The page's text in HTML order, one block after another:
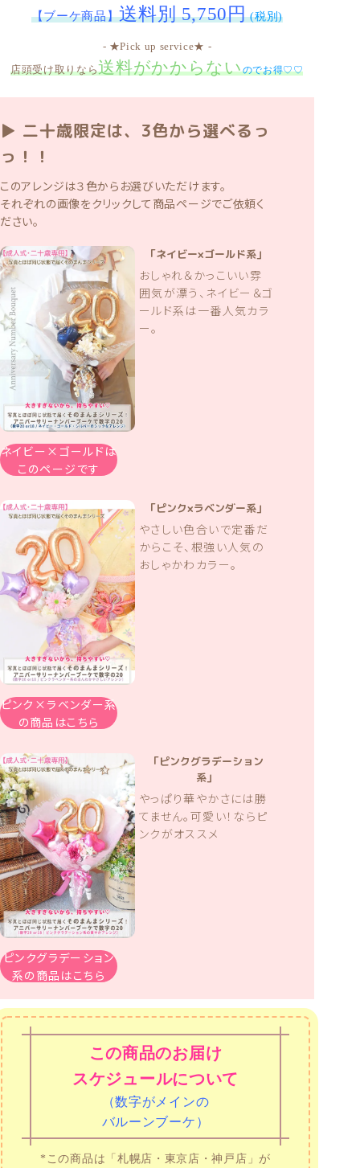
【ブーケ商品】送料別 5,750円(税別)
- ★Pick up service★ -
店頭受け取りなら送料がかからないのでお得♡♡
▶ 二十歳限定は、3色から選べるっ
っ！！
このアレンジは３色からお選びいただけます。
それぞれの画像をクリックして商品ページでご依頼く
ださい。
「ネイビー×ゴールド系」
おしゃれ＆かっこいい雰
囲気が漂う、ネイビー＆ゴ
ールド系は一番人気カラ
ー。
ネイビー×ゴールドは
このページです
「ピンク×ラベンダー系」
やさしい色合いで定番だ
からこそ、根強い人気の
おしゃかわカラー。
ピンク×ラベンダー系
の商品はこちら
「ピンクグラデーション
系」
やっぱり華やかさには勝
てません。可愛い！ならピ
ンクがオススメ
ピンクグラデーション
系の商品はこちら
この商品のお届け
スケジュールについて
（数字がメインの
バルーンブーケ）
*この商品は「札幌店・東京店・神戸店」が